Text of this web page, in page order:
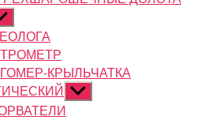
КРЫЛЬЧАТКА
Показывать
подменю